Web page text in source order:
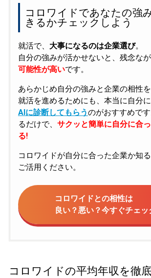
コロワイドであなたの強
きるかチェックしよう
就活で、 大事になるのは企業選び。
自分の強みが活かせないと、残念な
可能性が高いです。
あらかじめ自分の強みと企業の相性
就活を進めるためにも、本当に自分
AIに診断してもらうのがおすすめで
るだけで、 サクッと簡単に自分に合
る!
コロワイドが自分に合った企業か知
ご活用ください。
コロワイドとの相性は
良い？悪い？今すぐチェッ
コロワイドの平均年収を徹